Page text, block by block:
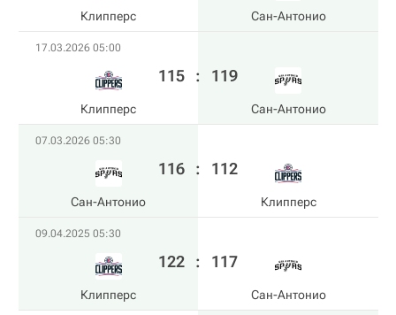
Клипперс Сан-Антонио
17.03.2026 05:00
Клипперс
115 : 119
Сан-Антонио
07.03.2026 05:30
Сан-Антонио
116 : 112
Клипперс
09.04.2025 05:30
Клипперс
122 : 117
Сан-Антонио